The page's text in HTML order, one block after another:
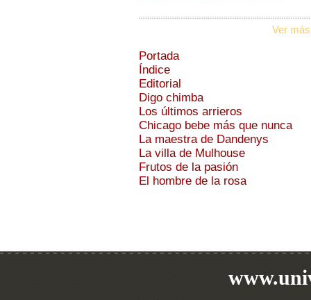
Ver
Portada
Índice
Editorial
Digo chimba
Los últimos arrieros
Chicago bebe más que nunca
La maestra de Dandenys
La villa de Mulhouse
Frutos de la pasión
El hombre de la rosa